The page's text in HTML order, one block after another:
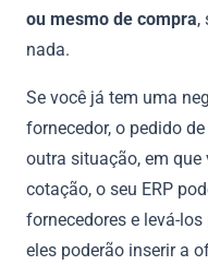
ou mesmo de compra,
nada.
Se você já tem uma
fornecedor, o pedido
outra situação, em
cotação, o seu ERP
fornecedores e levá-
eles poderão inserir a